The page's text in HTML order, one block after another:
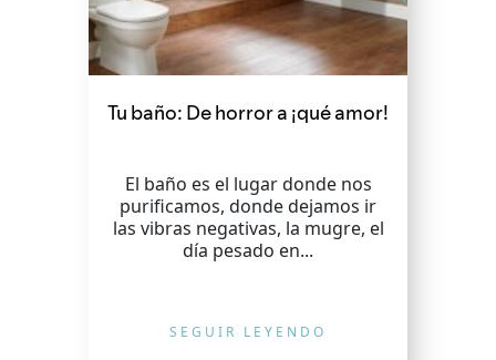
Tu baño: De horror a ¡qué amor!
El baño es el lugar donde nos
purificamos, donde dejamos ir
las vibras negativas, la mugre, el
día pesado en...
SEGUIR LEYENDO